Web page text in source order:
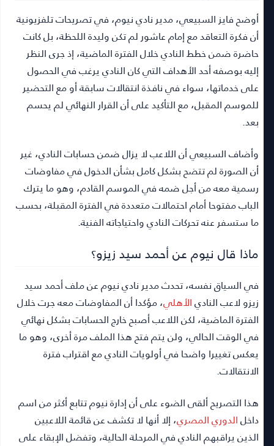
أوضح فايز السبيعي، مدير نادي نيوم، في تصريحات تلفزيونية
أن فكرة التعاقد مع إمام عاشور لم تكن وليدة اللحظة، بل كانت
حاضرة ضمن خطط النادي خلال الفترة الماضية، إذ جرى النظر
إليه بوصفه أحد الأهداف التي كان النادي يرغب في الحصول
على خدماتها، سواء في نافذة انتقالات سابقة أو مع التحضير
للموسم المقبل، مع التأكيد على أن القرار النهائي لم يحسم
بعد.
وأضاف السبيعي أن اللاعب لا يزال ضمن حسابات النادي، غير
أن الصورة لم تتضح بشكل كامل بشأن الدخول في مفاوضات
رسمية معه من أجل ضمه في الموسم القادم، وهو ما يترك
الباب مفتوحا أمام احتمالات متعددة في الفترة المقبلة، بحسب
ما ستسفر عنه تحركات النادي واحتياجاته الفنية.
ماذا قال نيوم عن أحمد سيد زيزو؟
في السياق نفسه، تحدث مدير نادي نيوم عن ملف أحمد سيد
زيزو لاعب الناديالأهلي، مؤكدا أن المفاوضات معه جرت خلال
الفترة الماضية، لكن اللاعب أصبح خارج الحسابات بشكل نهائي
في الوقت الحالي، ولن يتم فتح هذا الملف مرة أخرى، وهو ما
يعكس تغييرا واضحا في أولويات النادي مع اقتراب فترة
الانتقالات.
هذا التصريح ألقى الضوء على أن إدارة نيوم تتابع أكثر من اسم
داخلالدوري المصري، إلا أنها لا تكشف عن قائمة اللاعبين
الذين يراقبهم النادي في المرحلة الحالية، وتفضل الإبقاء على